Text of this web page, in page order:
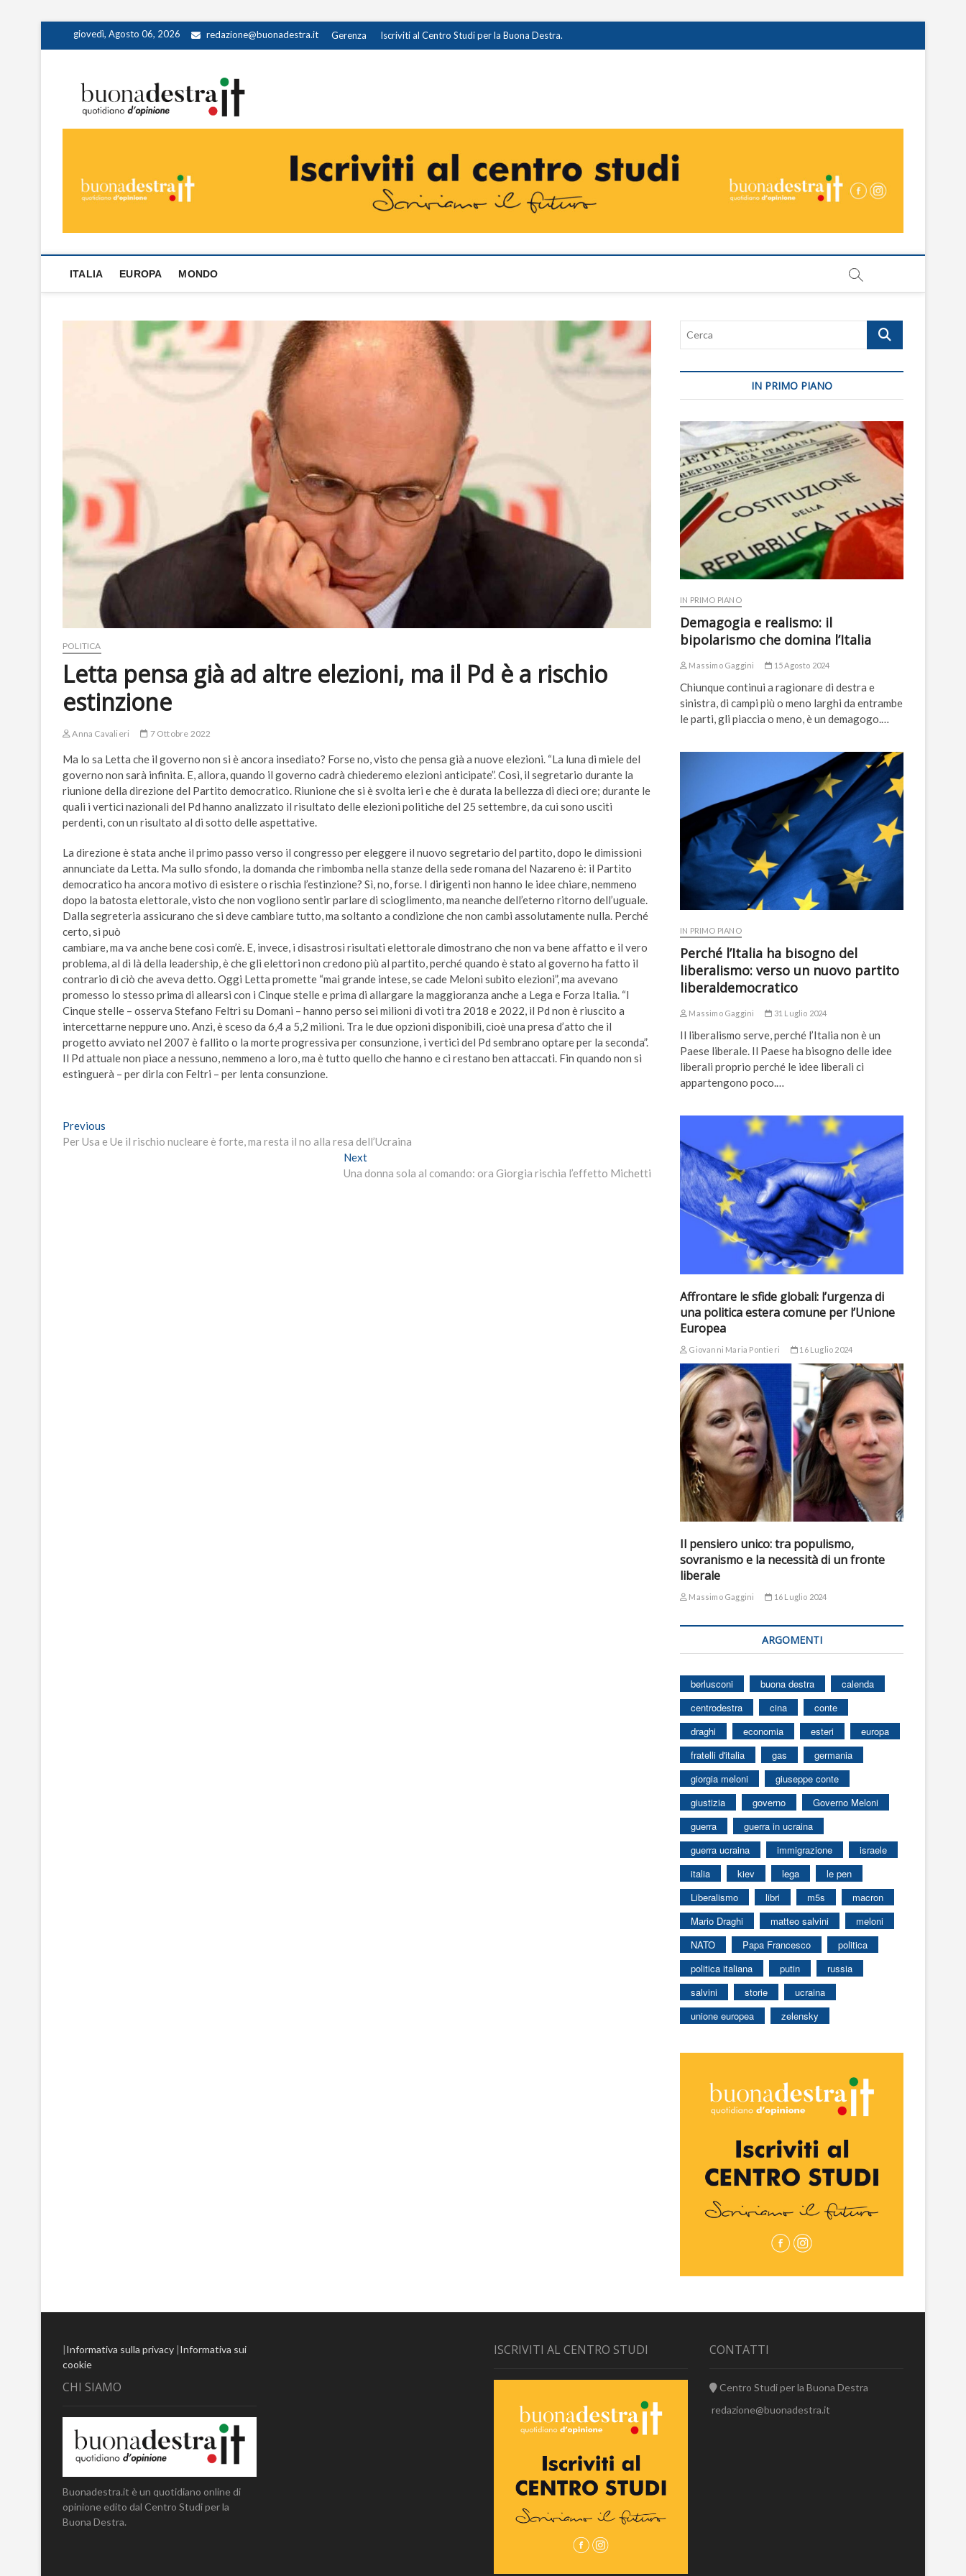
giovedì, Agosto 06, 2026 redazione@buonadestra.it Gerenza Iscriviti al Centro Studi per la Buona Destra.
ITALIA EUROPA MONDO
POLITICA
Letta pensa già ad altre elezioni, ma il Pd è a rischio
estinzione
Anna Cavalieri 7 Ottobre 2022
Ma lo sa Letta che il governo non si è ancora insediato? Forse no, visto che pensa già a nuove elezioni. “La luna di miele del
governo non sarà infinita. E, allora, quando il governo cadrà chiederemo elezioni anticipate”. Così, il segretario durante la
riunione della direzione del Partito democratico. Riunione che si è svolta ieri e che è durata la bellezza di dieci ore; durante le
quali i vertici nazionali del Pd hanno analizzato il risultato delle elezioni politiche del 25 settembre, da cui sono usciti
perdenti, con un risultato al di sotto delle aspettative.
La direzione è stata anche il primo passo verso il congresso per eleggere il nuovo segretario del partito, dopo le dimissioni
annunciate da Letta. Ma sullo sfondo, la domanda che rimbomba nella stanze della sede romana del Nazareno è: il Partito
democratico ha ancora motivo di esistere o rischia l’estinzione? Sì, no, forse. I dirigenti non hanno le idee chiare, nemmeno
dopo la batosta elettorale, visto che non vogliono sentir parlare di scioglimento, ma neanche dell’eterno ritorno dell’uguale.
Dalla segreteria assicurano che si deve cambiare tutto, ma soltanto a condizione che non cambi assolutamente nulla. Perché
certo, si può
cambiare, ma va anche bene così com’è. E, invece, i disastrosi risultati elettorale dimostrano che non va bene affatto e il vero
problema, al di là della leadership, è che gli elettori non credono più al partito, perché quando è stato al governo ha fatto il
contrario di ciò che aveva detto. Oggi Letta promette “mai grande intese, se cade Meloni subito elezioni”, ma avevano
promesso lo stesso prima di allearsi con i Cinque stelle e prima di allargare la maggioranza anche a Lega e Forza Italia. “I
Cinque stelle – osserva Stefano Feltri su Domani – hanno perso sei milioni di voti tra 2018 e 2022, il Pd non è riuscito a
intercettarne neppure uno. Anzi, è sceso da 6,4 a 5,2 milioni. Tra le due opzioni disponibili, cioè una presa d’atto che il
progetto avviato nel 2007 è fallito o la morte progressiva per consunzione, i vertici del Pd sembrano optare per la seconda”.
Il Pd attuale non piace a nessuno, nemmeno a loro, ma è tutto quello che hanno e ci restano ben attaccati. Fin quando non si
estinguerà – per dirla con Feltri – per lenta consunzione.
Navigazione
articoli
Previous
post:
Per Usa e Ue il rischio nucleare è forte, ma resta il no alla resa dell’Ucraina
NextNext
post:
Una donna sola al comando: ora Giorgia rischia l’effetto Michetti
Cerca
IN PRIMO PIANO
IN PRIMO PIANO
Demagogia e realismo: il
bipolarismo che domina l’Italia
Massimo Gaggini 15 Agosto 2024
Chiunque continui a ragionare di destra e
sinistra, di campi più o meno larghi da entrambe
le parti, gli piaccia o meno, è un demagogo.…
IN PRIMO PIANO
Perché l’Italia ha bisogno del
liberalismo: verso un nuovo partito
liberaldemocratico
Massimo Gaggini 31 Luglio 2024
Il liberalismo serve, perché l’Italia non è un
Paese liberale. Il Paese ha bisogno delle idee
liberali proprio perché le idee liberali ci
appartengono poco.…
Affrontare le sfide globali: l’urgenza di
una politica estera comune per l’Unione
Europea
Giovanni Maria Pontieri 16 Luglio 2024
Il pensiero unico: tra populismo,
sovranismo e la necessità di un fronte
liberale
Massimo Gaggini 16 Luglio 2024
ARGOMENTI
berlusconi buona destra
calenda
centrodestra
cina
conte
draghi
economia esteri
europa
fratelli d'italia
gas
germania
giorgia meloni
giuseppe conte
giustizia
governo
Governo Meloni
guerra
guerra in ucraina
guerra ucraina
immigrazione
israele
italia
kiev lega
le pen
Liberalismo
libri m5s
macron
Mario Draghi
matteo salvini
meloni
NATO
Papa Francesco
politica
politica italiana
putin
russia
salvini
storie
ucraina
unione europea
zelensky
|Informativa sulla privacy |Informativa sui
cookie
CHI SIAMO
Buonadestra.it è un quotidiano online di
opinione edito dal Centro Studi per la
Buona Destra.
ISCRIVITI AL CENTRO STUDI CONTATTI
Centro Studi per la Buona Destra
redazione@buonadestra.it